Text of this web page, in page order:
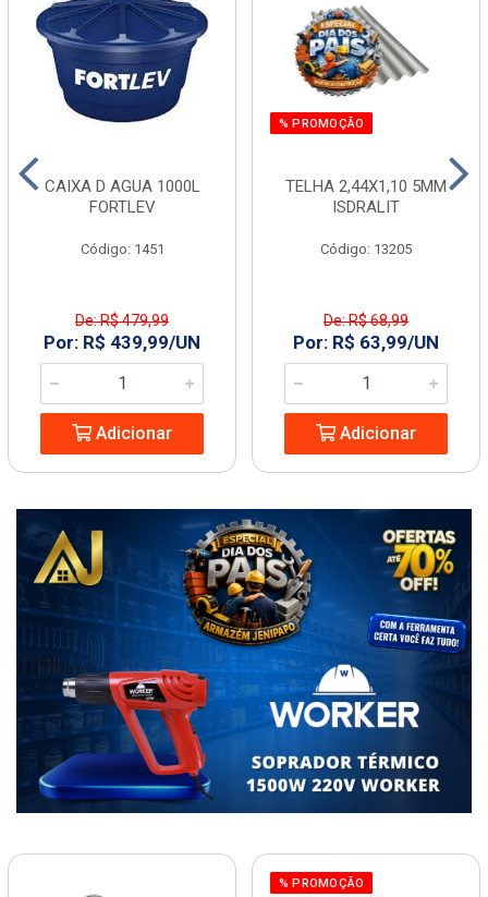
CAIXA D AGUA 1000L
FORTLEV
Código: 1451
De: R$ 479,99
Por: R$ 439,99/UN
Adicionar
% PROMOÇÃO
TELHA 2,44X1,10 5MM
ISDRALIT
Código: 13205
De: R$ 68,99
Por: R$ 63,99/UN
Adicionar
% PROMOÇÃO